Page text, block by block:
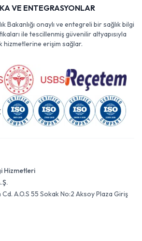
VE ENTEGRASYONLAR
Bakanlığı onaylı ve entegreli bir sağlık bilgi
ile tescillenmiş güvenilir altyapısıyla
hizmetlerine erişim sağlar.
Hizmetleri
A.O.S 55 Sokak No:2 Aksoy Plaza Giriş